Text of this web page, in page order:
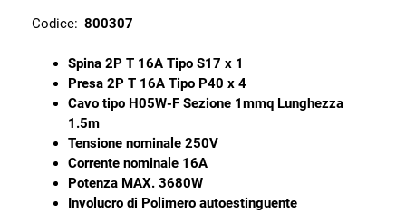
Codice: 800307
Spina 2P T 16A Tipo S17 x 1
Presa 2P T 16A Tipo P40 x 4
Cavo tipo H05W-F Sezione 1mmq Lunghezza
1.5m
Tensione nominale 250V
Corrente nominale 16A
Potenza MAX. 3680W
Involucro di Polimero autoestinguente